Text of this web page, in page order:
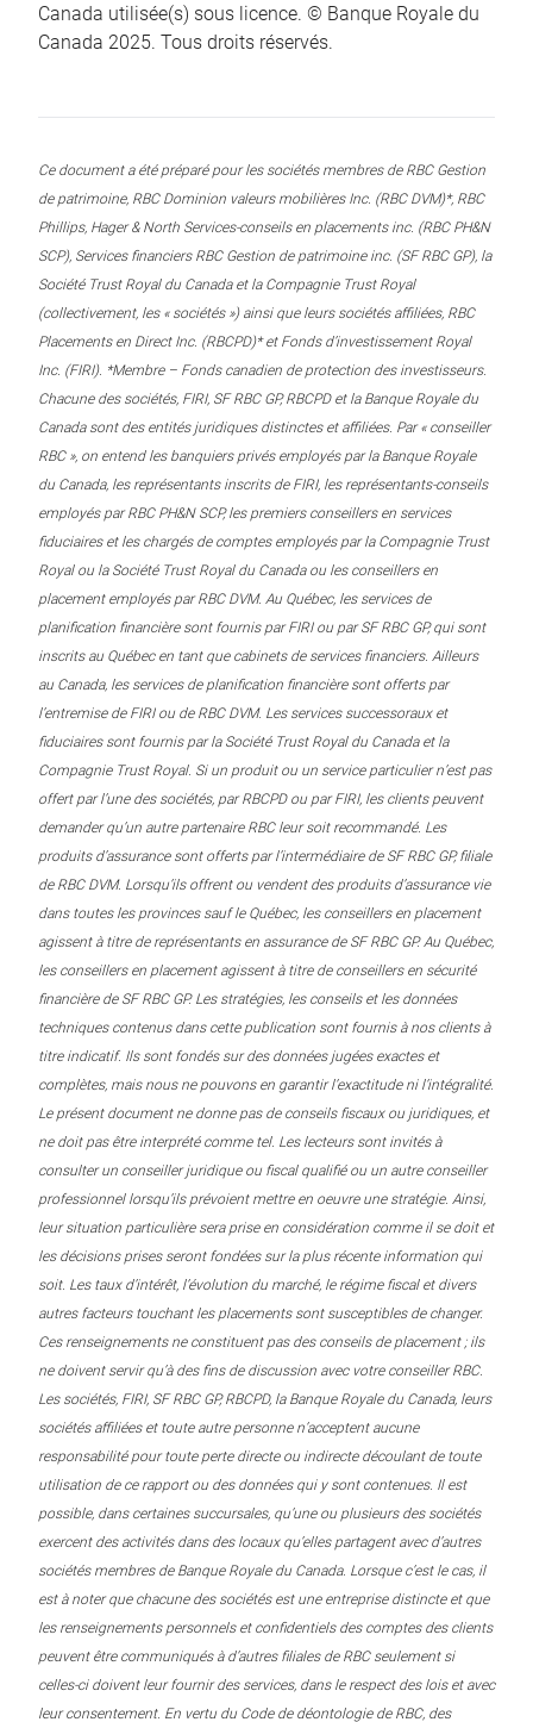
Canada utilisée(s) sous licence. © Banque Royale du
Canada 2025. Tous droits réservés.
Ce document a été préparé pour les sociétés membres de RBC Gestion
de patrimoine, RBC Dominion valeurs mobilières Inc. (RBC DVM)*, RBC
Phillips, Hager & North Services-conseils en placements inc. (RBC PH&N
SCP), Services financiers RBC Gestion de patrimoine inc. (SF RBC GP), la
Société Trust Royal du Canada et la Compagnie Trust Royal
(collectivement, les « sociétés ») ainsi que leurs sociétés affiliées, RBC
Placements en Direct Inc. (RBCPD)* et Fonds d’investissement Royal
Inc. (FIRI). *Membre – Fonds canadien de protection des investisseurs.
Chacune des sociétés, FIRI, SF RBC GP, RBCPD et la Banque Royale du
Canada sont des entités juridiques distinctes et affiliées. Par « conseiller
RBC », on entend les banquiers privés employés par la Banque Royale
du Canada, les représentants inscrits de FIRI, les représentants-conseils
employés par RBC PH&N SCP, les premiers conseillers en services
fiduciaires et les chargés de comptes employés par la Compagnie Trust
Royal ou la Société Trust Royal du Canada ou les conseillers en
placement employés par RBC DVM. Au Québec, les services de
planification financière sont fournis par FIRI ou par SF RBC GP, qui sont
inscrits au Québec en tant que cabinets de services financiers. Ailleurs
au Canada, les services de planification financière sont offerts par
l’entremise de FIRI ou de RBC DVM. Les services successoraux et
fiduciaires sont fournis par la Société Trust Royal du Canada et la
Compagnie Trust Royal. Si un produit ou un service particulier n’est pas
offert par l’une des sociétés, par RBCPD ou par FIRI, les clients peuvent
demander qu’un autre partenaire RBC leur soit recommandé. Les
produits d’assurance sont offerts par l’intermédiaire de SF RBC GP, filiale
de RBC DVM. Lorsqu’ils offrent ou vendent des produits d’assurance vie
dans toutes les provinces sauf le Québec, les conseillers en placement
agissent à titre de représentants en assurance de SF RBC GP. Au Québec,
les conseillers en placement agissent à titre de conseillers en sécurité
financière de SF RBC GP. Les stratégies, les conseils et les données
techniques contenus dans cette publication sont fournis à nos clients à
titre indicatif. Ils sont fondés sur des données jugées exactes et
complètes, mais nous ne pouvons en garantir l’exactitude ni l’intégralité.
Le présent document ne donne pas de conseils fiscaux ou juridiques, et
ne doit pas être interprété comme tel. Les lecteurs sont invités à
consulter un conseiller juridique ou fiscal qualifié ou un autre conseiller
professionnel lorsqu’ils prévoient mettre en oeuvre une stratégie. Ainsi,
leur situation particulière sera prise en considération comme il se doit et
les décisions prises seront fondées sur la plus récente information qui
soit. Les taux d’intérêt, l’évolution du marché, le régime fiscal et divers
autres facteurs touchant les placements sont susceptibles de changer.
Ces renseignements ne constituent pas des conseils de placement ; ils
ne doivent servir qu’à des fins de discussion avec votre conseiller RBC.
Les sociétés, FIRI, SF RBC GP, RBCPD, la Banque Royale du Canada, leurs
sociétés affiliées et toute autre personne n’acceptent aucune
responsabilité pour toute perte directe ou indirecte découlant de toute
utilisation de ce rapport ou des données qui y sont contenues. Il est
possible, dans certaines succursales, qu’une ou plusieurs des sociétés
exercent des activités dans des locaux qu’elles partagent avec d’autres
sociétés membres de Banque Royale du Canada. Lorsque c’est le cas, il
est à noter que chacune des sociétés est une entreprise distincte et que
les renseignements personnels et confidentiels des comptes des clients
peuvent être communiqués à d’autres filiales de RBC seulement si
celles-ci doivent leur fournir des services, dans le respect des lois et avec
leur consentement. En vertu du Code de déontologie de RBC, des